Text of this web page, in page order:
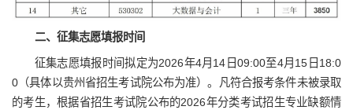
二、征集志愿填报时间
征集志愿填报时间拟定为2026年4月14日09:00至4月15日18:0
0（具体以贵州省招生考试院公布为准）。凡符合报考条件未被录取
的考生，根据省招生考试院公布的2026年分类考试招生专业缺额情